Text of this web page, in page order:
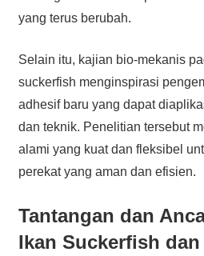
yang terus berubah.
Selain itu, kajian bio-mekanis
suckerfish menginspirasi
adhesif baru yang dapat
dan teknik. Penelitian tersebut
alami yang kuat dan fleksibel
perekat yang aman dan efisien.
Tantangan dan
Ikan Suckerfish